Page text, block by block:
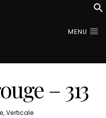
MENU
– 313
,Verticale